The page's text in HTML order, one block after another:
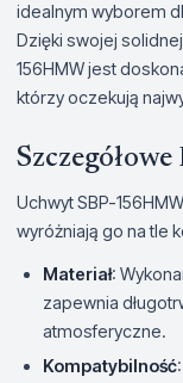
idealnym wyborem
Dzięki swojej
156HMW jest
którzy oczekują
Szczegółowe
Uchwyt SBP-
wyróżniają go na tle
Materiał:
zapewnia
atmosferyczne.
Kompatybilność